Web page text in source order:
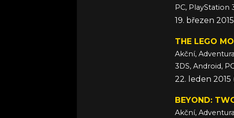
PC, PlayStation
19. březen 2015
THE LEGO
Akční, Adventura
22. leden
BEYOND:
Akční, Adventura